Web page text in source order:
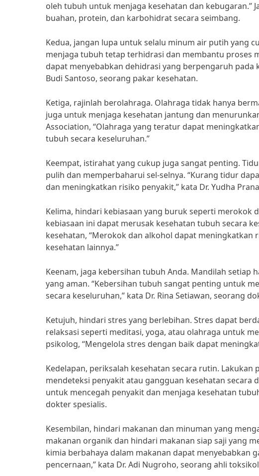
oleh tubuh untuk menjaga kesehatan dan kebugaran.”
buahan, protein, dan karbohidrat secara seimbang.
Kedua, jangan lupa untuk selalu minum air putih yang
menjaga tubuh tetap terhidrasi dan membantu proses
dapat menyebabkan dehidrasi yang berpengaruh pada
Budi Santoso, seorang pakar kesehatan.
Ketiga, rajinlah berolahraga. Olahraga tidak hanya
juga untuk menjaga kesehatan jantung dan
Association, “Olahraga yang teratur dapat
tubuh secara keseluruhan.”
Keempat, istirahat yang cukup juga sangat penting.
pulih dan memperbaharui sel-selnya. “Kurang tidur
dan meningkatkan risiko penyakit,” kata Dr. Yudha
Kelima, hindari kebiasaan yang buruk seperti merokok
kebiasaan ini dapat merusak kesehatan tubuh secara
kesehatan, “Merokok dan alkohol dapat meningkatkan
kesehatan lainnya.”
Keenam, jaga kebersihan tubuh Anda. Mandilah
yang aman. “Kebersihan tubuh sangat penting untuk
secara keseluruhan,” kata Dr. Rina Setiawan, seorang
Ketujuh, hindari stres yang berlebihan. Stres dapat
relaksasi seperti meditasi, yoga, atau olahraga untuk
psikolog, “Mengelola stres dengan baik dapat
Kedelapan, periksalah kesehatan secara rutin.
mendeteksi penyakit atau gangguan kesehatan secara
untuk mencegah penyakit dan menjaga kesehatan
dokter spesialis.
Kesembilan, hindari makanan dan minuman yang
makanan organik dan hindari makanan siap saji yang
kimia berbahaya dalam makanan dapat menyebabkan
pencernaan,” kata Dr. Adi Nugroho, seorang ahli